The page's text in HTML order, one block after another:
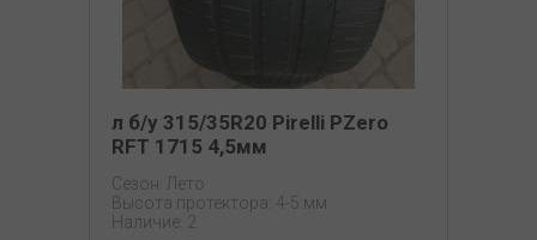
л б/у 315/35R20 Pirelli PZero
RFT 1715 4,5мм
Сезон: Лето
Высота протектора: 4-5 мм
Наличие: 2